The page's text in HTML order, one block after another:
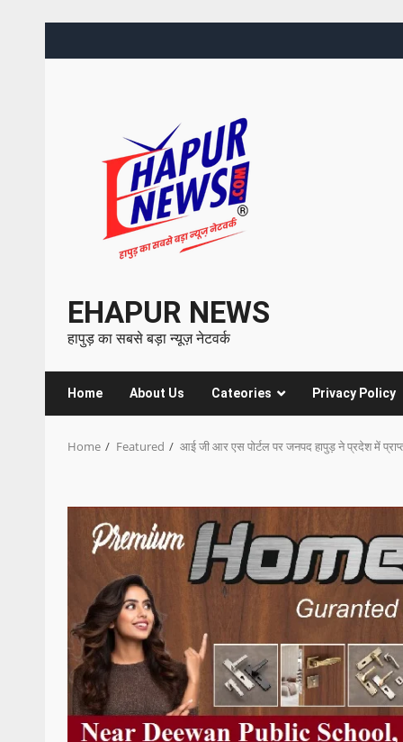
EHAPUR NEWS
हापुड़ का सबसे बड़ा न्यूज़ नेटवर्क
Home About Us Cateories Privacy Policy
Home Featured आई जी आर एस पोर्टल पर जनपद हापुड़ ने प्रदेश में